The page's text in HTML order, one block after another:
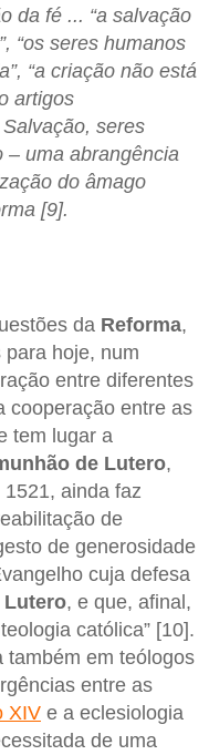
da fé ... “a salvação
“os seres humanos
“a criação não está
artigos
seres
– uma abrangência
do âmago
[9].
da Reforma,
hoje, num
entre diferentes
cooperação entre as
tem lugar a
de Lutero,
1521, ainda faz
de
de generosidade
cuja defesa
Lutero, e que, afinal,
católica” [10].
também em teólogos
entre as
XIV e a eclesiologia
de uma